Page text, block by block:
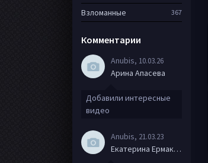
Взломанные 367
Комментарии
Anubis, 10.03.26
Арина Апасева
Добавили интересные
видео
Anubis, 21.03.23
Екатерина Ермакова